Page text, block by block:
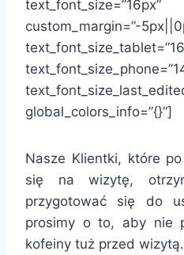
text_font_size=”16px”
custom_margin=”-
global_colors_info=”{}”]
Nasze Klientki, które
się na wizytę,
przygotować się do
prosimy o to, aby nie
kofeiny tuż przed wizytą.